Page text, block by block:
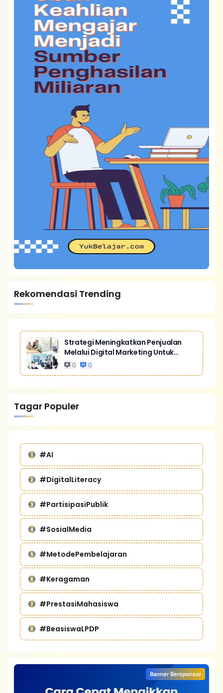
Rekomendasi Trending
Strategi Meningkatkan Penjualan
Melalui Digital Marketing Untuk
Bisnis Yang Lebih Kompetitif
0 0
Tagar Populer
#AI
#DigitalLiteracy
#PartisipasiPublik
#SosialMedia
#MetodePembelajaran
#Keragaman
#PrestasiMahasiswa
#BeasiswaLPDP
Banner Bersponsor